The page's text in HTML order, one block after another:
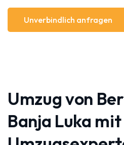
Unverbindlich anfragen
Umzug von
Banja Luka mit